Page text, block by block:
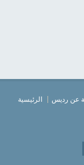
الرئيسية عن رديس